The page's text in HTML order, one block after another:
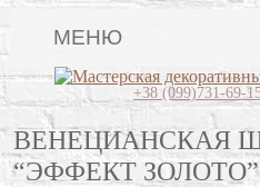
МЕНЮ
Lincrusta
Виды штукатурок
Поклейка обоев
+38 (099)731-69-
ВЕНЕЦИАНСКАЯ
“ЭФФЕКТ ЗОЛОТО”